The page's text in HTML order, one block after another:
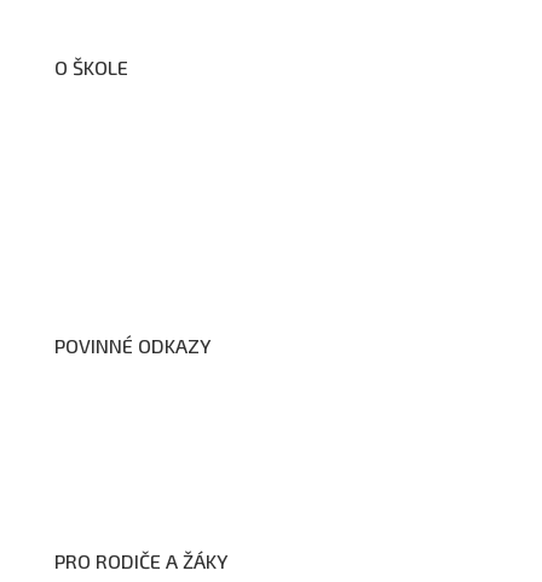
O ŠKOLE
POVINNÉ ODKAZY
PRO RODIČE A ŽÁKY